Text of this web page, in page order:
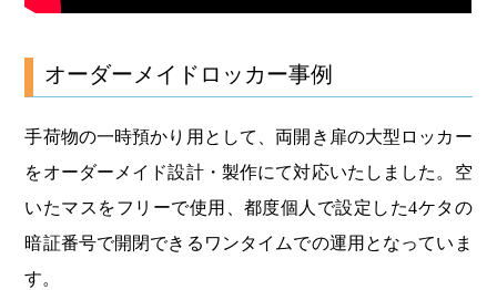
オーダーメイドロッカー事例
手荷物の一時預かり用として、両開き扉の大型ロッカー
をオーダーメイド設計・製作にて対応いたしました。空
いたマスをフリーで使用、都度個人で設定した4ケタの
暗証番号で開閉できるワンタイムでの運用となっていま
す。